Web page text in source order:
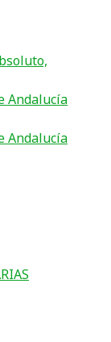
Andalucía
Andalucía